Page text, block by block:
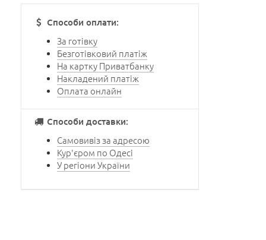
Способи оплати:
За готівку
Безготівковий платіж
На картку Приватбанку
Накладений платіж
Оплата онлайн
Способи доставки:
Самовивіз за адресою
Кур'єром по Одесі
У регіони України